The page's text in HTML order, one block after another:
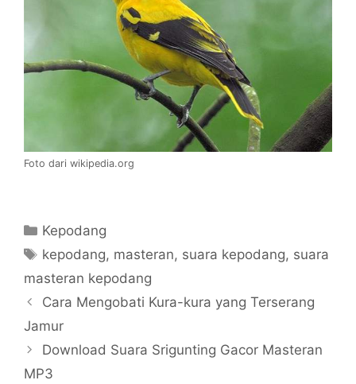
Foto dari wikipedia.org
Categories
Kepodang
Tags
kepodang, masteran, suara kepodang, suara
masteran kepodang
Cara Mengobati Kura-kura yang Terserang
Jamur
Download Suara Srigunting Gacor Masteran
MP3